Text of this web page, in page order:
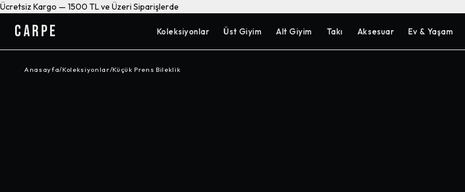
Ücretsiz Kargo — 1500 TL ve Üzeri Siparişlerde
CARPE Koleksiyonlar Üst Giyim Alt Giyim Takı Aksesuar Ev & Yaşam
Anasayfa/Koleksiyonlar/Küçük Prens Bileklik